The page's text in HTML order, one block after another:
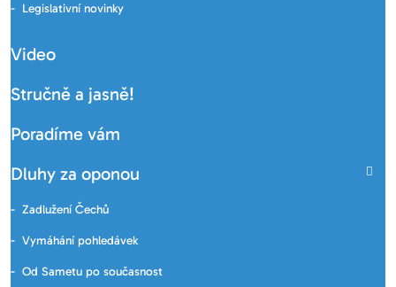
Legislativní novinky
Video
Stručně a jasně!
Poradíme vám
Dluhy za oponou
Zadlužení Čechů
Vymáhání pohledávek
Od Sametu po současnost